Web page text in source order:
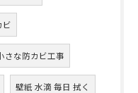
ビ
さな防カビ工事
壁紙 水滴 毎日 拭く